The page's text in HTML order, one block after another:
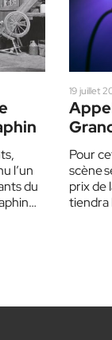
l’un
du
19 juillet
des
Pour
scène
prix de
tiendra